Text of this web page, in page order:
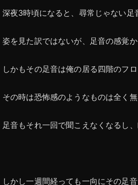
深夜3時頃になると、尋常じゃない
姿を見た訳ではないが、足音の感覚
しかもその足音は俺の居る四階のフ
その時は恐怖感のようなものは全く
足音もそれ一回で聞こえなくなるし
しかし一週間経っても一向にその足